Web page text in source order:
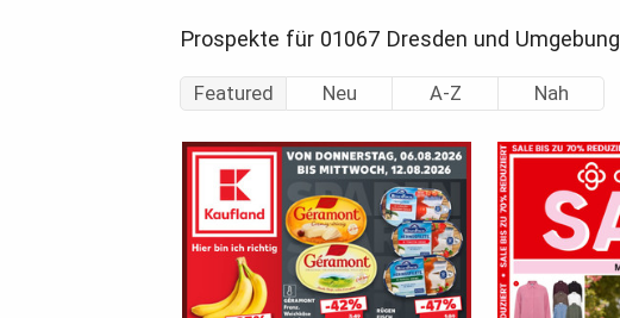
Prospekte für 01067 Dresden und Umgebung
Featured Neu A-Z Nah